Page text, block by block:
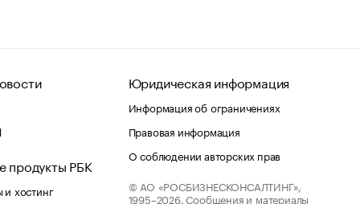
продукты РБК
хостинг
Юридическая информация
Информация об ограничениях
Правовая информация
О соблюдении авторских прав
© АО «РОСБИЗНЕСКОНСАЛТИНГ»,
1995–2026. Сообщения и материалы